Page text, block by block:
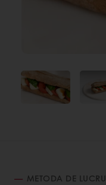
METODA DE LUCRU